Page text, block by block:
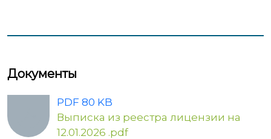
Документы
PDF 80 KB
Выписка из реестра лицензии на
12.01.2026 .pdf